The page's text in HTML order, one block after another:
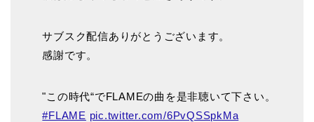
サブスク配信ありがとうございます。
感謝です。
"この時代“でFLAMEの曲を是非聴いて下さい。
#FLAME pic.twitter.com/6PvQSSpkMa